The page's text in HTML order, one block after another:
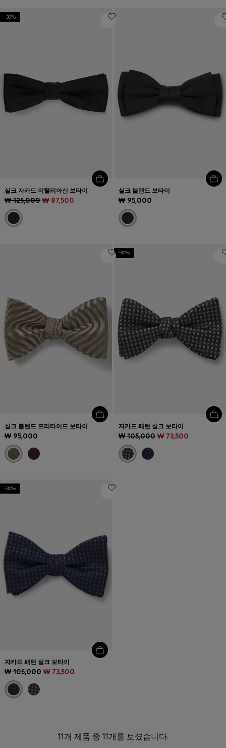
-30%
실크 자카드 이탈리아산 보타이
₩ 125,000 ₩ 87,500
실크 블렌드 보타이
₩ 95,000
실크 블렌드 프리타이드 보타이
₩ 95,000
-30%
자카드 패턴 실크 보타이
₩ 105,000 ₩ 73,500
-30%
자카드 패턴 실크 보타이
₩ 105,000 ₩ 73,500
11개 제품 중 11개를 보셨습니다.